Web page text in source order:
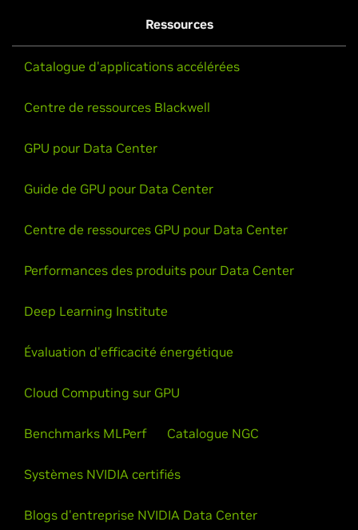
Ressources
Catalogue d'applications accélérées
Centre de ressources Blackwell
GPU pour Data Center
Guide de GPU pour Data Center
Centre de ressources GPU pour Data Center
Performances des produits pour Data Center
Deep Learning Institute
Évaluation d'efficacité énergétique
Cloud Computing sur GPU
Benchmarks MLPerf Catalogue NGC
Systèmes NVIDIA certifiés
Blogs d'entreprise NVIDIA Data Center